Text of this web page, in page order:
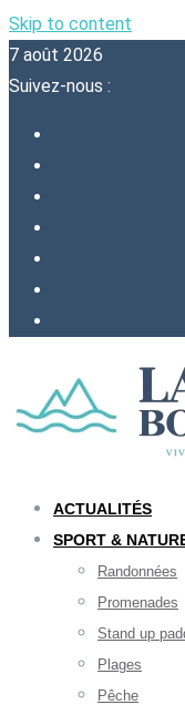
Skip to content
7 août 2026
Suivez-nous :
ACTUALITÉS
SPORT &
Randonnées
Promenades
Stand up
Plages
Pêche